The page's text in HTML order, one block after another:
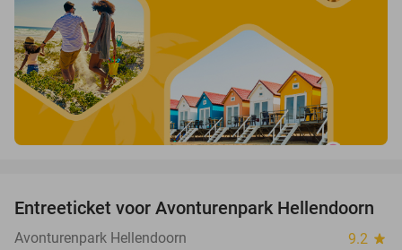
41%
Entreeticket voor Avonturenpark Hellendoorn
Avonturenpark Hellendoorn 9.2 star